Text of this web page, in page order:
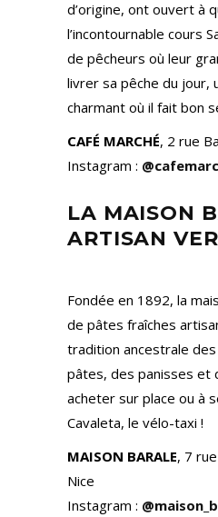
d’origine, ont ouvert à
l’incontournable cours
de pêcheurs où leur
livrer sa pêche du jour,
charmant où il fait bon
CAFÉ MARCHÉ, 2 rue
Instagram :
LA MAISON
ARTISAN
Fondée en 1892, la
de pâtes fraîches
tradition ancestrale
pâtes, des panisses et
acheter sur place ou à
Cavaleta, le vélo-taxi !
MAISON BARALE, 7
Nice
Instagram :